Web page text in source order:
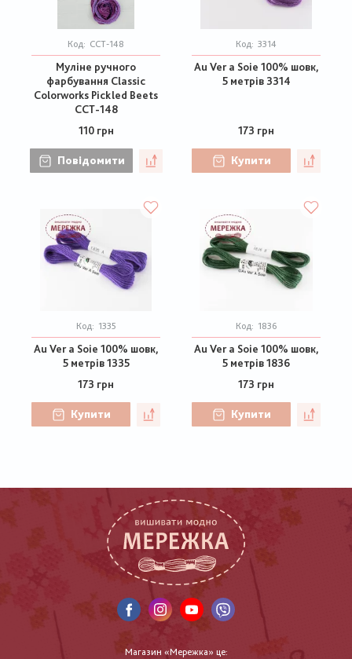
Код: CCT-148
Муліне ручного
фарбування Classic
Colorworks Pickled Beets
CCT-148
110 грн
Повідомити
Код: 3314
Au Ver a Soie 100% шовк,
5 метрів 3314
173 грн
Купити
Код: 1335
Au Ver a Soie 100% шовк,
5 метрів 1335
173 грн
Купити
Код: 1836
Au Ver a Soie 100% шовк,
5 метрів 1836
173 грн
Купити
Магазин «Мережка» це: